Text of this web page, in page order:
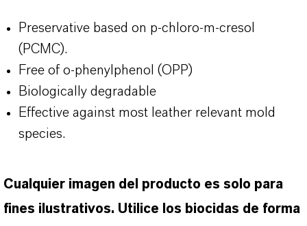
Preservative based on p-chloro-m-cresol
(PCMC).
Free of o-phenylphenol (OPP)
Biologically degradable
Effective against most leather relevant mold
species.
Cualquier imagen del producto es solo para
fines ilustrativos. Utilice los biocidas de forma